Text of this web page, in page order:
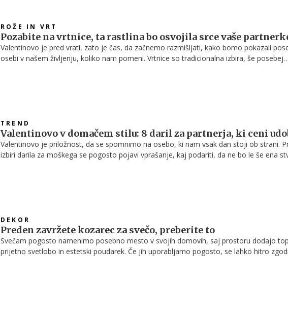
ROŽE IN VRT
Pozabite na vrtnice, ta rastlina bo osvojila srce vaše
Valentinovo je pred vrati, zato je čas, da začnemo razmišljati, kako bomo pokazali
osebi v našem življenju, koliko nam pomeni. Vrtnice so tradicionalna izbira, še posebej
TREND
Valentinovo v domačem stilu: 8 daril za partnerja, ki ceni
Valentinovo je priložnost, da se spomnimo na osebo, ki nam vsak dan stoji ob strani.
izbiri darila za moškega se pogosto pojavi vprašanje, kaj podariti, da ne bo le še ena
DEKOR
Preden zavržete kozarec za svečo, preberite to
Svečam pogosto namenimo posebno mesto v svojih domovih, saj prostoru dodajo
prijetno svetlobo in estetski poudarek. Če jih uporabljamo pogosto, se lahko hitro